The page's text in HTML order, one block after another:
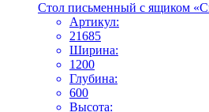
Стол письменный с ящиком
Артикул:
21685
Ширина:
1200
Глубина:
600
Высота: